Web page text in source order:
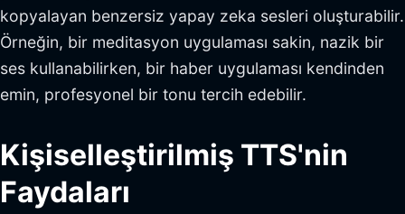
kopyalayan benzersiz yapay zeka sesleri oluşturabilir.
Örneğin, bir meditasyon uygulaması sakin, nazik bir
ses kullanabilirken, bir haber uygulaması kendinden
emin, profesyonel bir tonu tercih edebilir.
Kişiselleştirilmiş TTS'nin
Faydaları